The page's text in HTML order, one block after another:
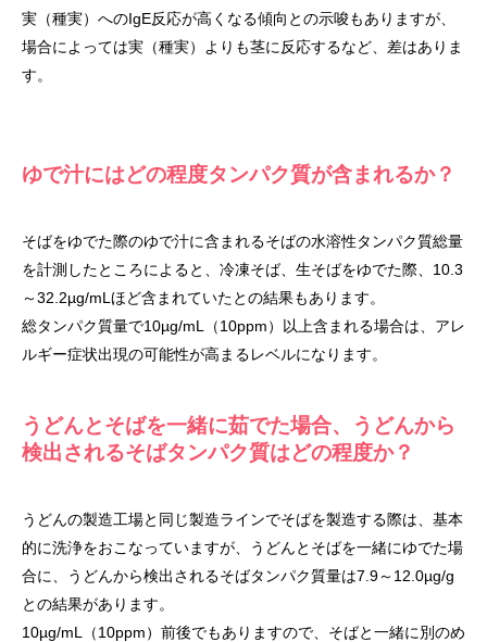
実（種実）へのIgE反応が高くなる傾向との示唆もありますが、
場合によっては実（種実）よりも茎に反応するなど、差はありま
す。
ゆで汁にはどの程度タンパク質が含まれるか？
そばをゆでた際のゆで汁に含まれるそばの水溶性タンパク質総量
を計測したところによると、冷凍そば、生そばをゆでた際、10.3
～32.2µg/mLほど含まれていたとの結果もあります。
総タンパク質量で10µg/mL（10ppm）以上含まれる場合は、アレ
ルギー症状出現の可能性が高まるレベルになります。
うどんとそばを一緒に茹でた場合、うどんから
検出されるそばタンパク質はどの程度か？
うどんの製造工場と同じ製造ラインでそばを製造する際は、基本
的に洗浄をおこなっていますが、うどんとそばを一緒にゆでた場
合に、うどんから検出されるそばタンパク質量は7.9～12.0µg/g
との結果があります。
10µg/mL（10ppm）前後でもありますので、そばと一緒に別のめ